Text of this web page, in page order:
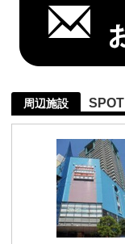
周辺施設 SPOT